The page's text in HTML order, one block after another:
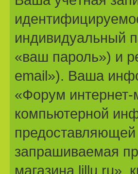
индивидуальный
«ваш пароль») и
email»). Ваша
«Форум интернет-
компьютерной
запрашиваемая
магазина lillu.ru»,